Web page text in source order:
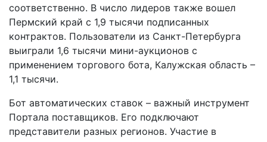
соответственно. В число лидеров также вошел
Пермский край с 1,9 тысячи подписанных
контрактов. Пользователи из Санкт-Петербурга
выиграли 1,6 тысячи мини-аукционов с
применением торгового бота, Калужская область –
1,1 тысячи.
Бот автоматических ставок – важный инструмент
Портала поставщиков. Его подключают
представители разных регионов. Участие в